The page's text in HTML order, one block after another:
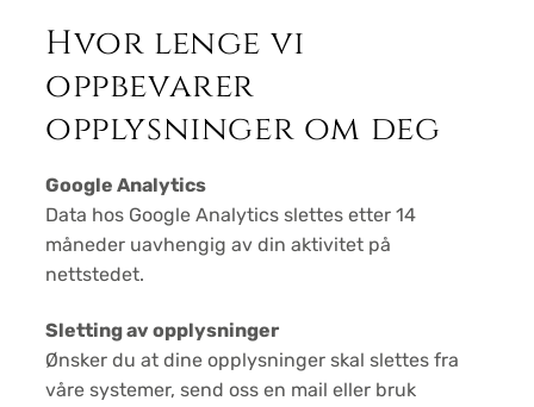
Hvor lenge vi
oppbevarer
opplysninger om deg
Google Analytics
Data hos Google Analytics slettes etter 14
måneder uavhengig av din aktivitet på
nettstedet.
Sletting av opplysninger
Ønsker du at dine opplysninger skal slettes fra
våre systemer, send oss en mail eller bruk